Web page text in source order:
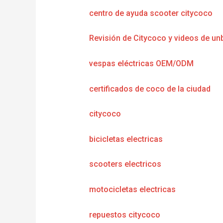
centro de ayuda scooter citycoco
Revisión de Citycoco y videos de
vespas eléctricas OEM/ODM
certificados de coco de la ciudad
citycoco
bicicletas electricas
scooters electricos
motocicletas electricas
repuestos citycoco